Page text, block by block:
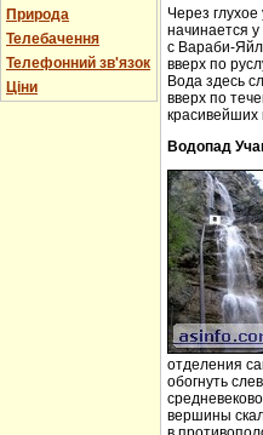
Природа
Телебачення
Телефонний зв'язок
Ціни
Через
начинается
с Вараби-
вверх по
Вода здесь
вверх по
красивейших
Водопад
отделения
обогнуть
вершины